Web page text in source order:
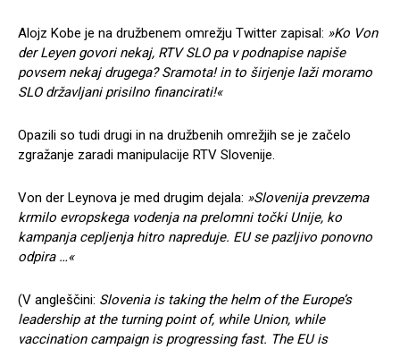
Alojz Kobe je na družbenem omrežju Twitter zapisal: »Ko Von
der Leyen govori nekaj, RTV SLO pa v podnapise napiše
povsem nekaj drugega? Sramota! in to širjenje laži moramo
SLO državljani prisilno financirati!«
Opazili so tudi drugi in na družbenih omrežjih se je začelo
zgražanje zaradi manipulacije RTV Slovenije.
Von der Leynova je med drugim dejala: »Slovenija prevzema
krmilo evropskega vodenja na prelomni točki Unije, ko
kampanja cepljenja hitro napreduje. EU se pazljivo ponovno
odpira …«
(V angleščini: Slovenia is taking the helm of the Europe’s
leadership at the turning point of, while Union, while
vaccination campaign is progressing fast. The EU is